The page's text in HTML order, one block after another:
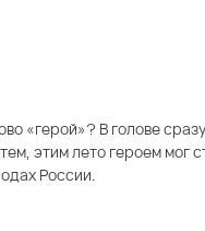
«герой»? В голове
этим лето героем
России.